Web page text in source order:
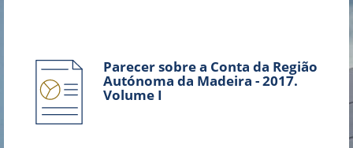
Parecer sobre a Conta da Região
Autónoma da Madeira - 2017.
Volume I